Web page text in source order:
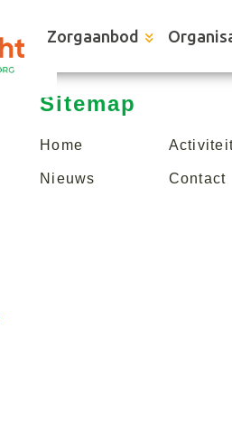
Zorgaanbod
Sitemap
Home
Nieuws Contact